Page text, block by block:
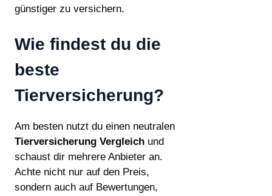
günstiger zu versichern.
Wie findest du die
beste
Tierversicherung?
Am besten nutzt du einen neutralen
Tierversicherung Vergleich und
schaust dir mehrere Anbieter an.
Achte nicht nur auf den Preis,
sondern auch auf Bewertungen,